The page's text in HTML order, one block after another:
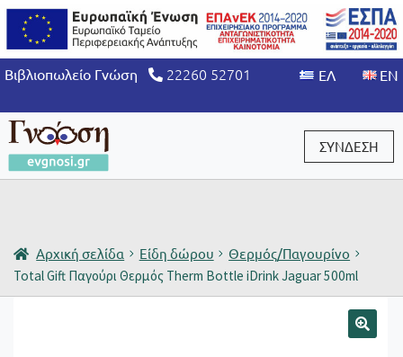
Βιβλιοπωλείο Γνώση 22260 52701
ΣΥΝΔΕΣΗ
Αρχική σελίδα Είδη δώρου
Θερμός/Παγουρίνο
Total Gift Παγούρι Θερμός Therm Bottle iDrink Jaguar 500ml